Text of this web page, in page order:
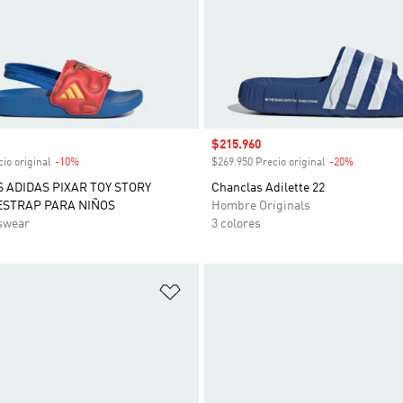
original -10%Descuento
ADIDAS PIXAR TOY STORY
PARA NIÑOS
Precio de venta
$215.960
$269.950 Precio original -20%
Chanclas Adilette 22
Hombre Originals
3 colores